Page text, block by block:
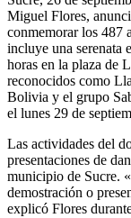
Miguel Flores,
conmemorar los 487
incluye una serenata
horas en la plaza de
reconocidos como
Bolivia y el grupo
el lunes 29 de
Las actividades del
presentaciones de
municipio de Sucre.
demostración o
explicó Flores